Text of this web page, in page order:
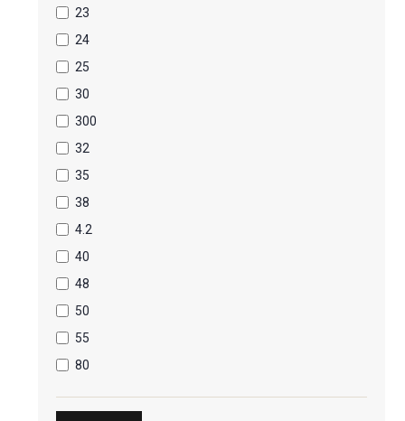
23
24
25
30
300
32
35
38
4.2
40
48
50
55
80